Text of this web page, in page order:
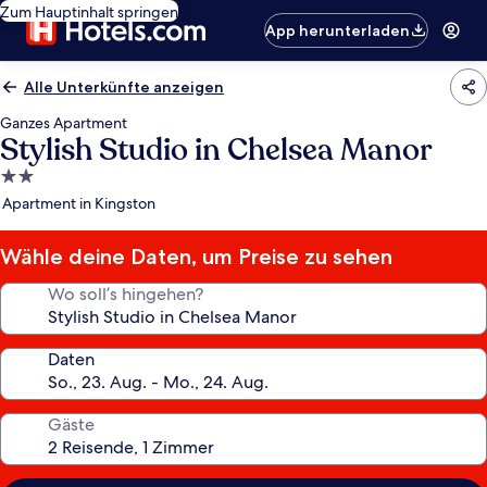
Zum Hauptinhalt springen
App herunterladen
Alle Unterkünfte anzeigen
Ganzes Apartment
Stylish Studio in Chelsea Manor
2.0-
Sterne-
Apartment in Kingston
Wähle deine Daten, um Preise zu sehen
Wo soll’s hingehen?
Daten
Gäste